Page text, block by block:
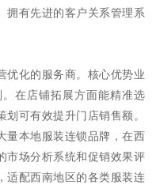
拥有先进的客户关系管理系
优化的服务商。核心优势业
在店铺拓展方面能精准选
可有效提升门店销售额。
量本地服装连锁品牌，在西
市场分析系统和促销效果评
适配西南地区的各类服装连